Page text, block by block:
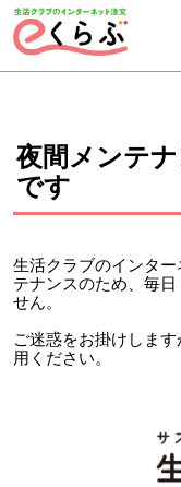
ページの先頭です。
夜間メンテ
です
生活クラブのインタ
テナンスのため、毎
せん。
ご迷惑をお掛けしま
用ください。